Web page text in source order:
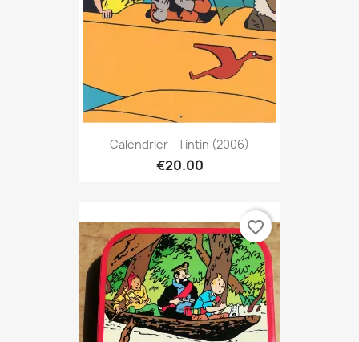
Calendrier - Tintin (2006)
€20.00
favorite_border